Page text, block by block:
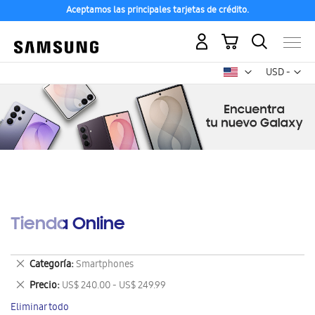
Aceptamos las principales tarjetas de crédito.
USD -
dólar
Mi carrito
Tienda Online
Categoría Smartphones
Eliminar
este
artículo
Precio US$ 240.00 - US$ 249.99
Eliminar
este
Eliminar todo